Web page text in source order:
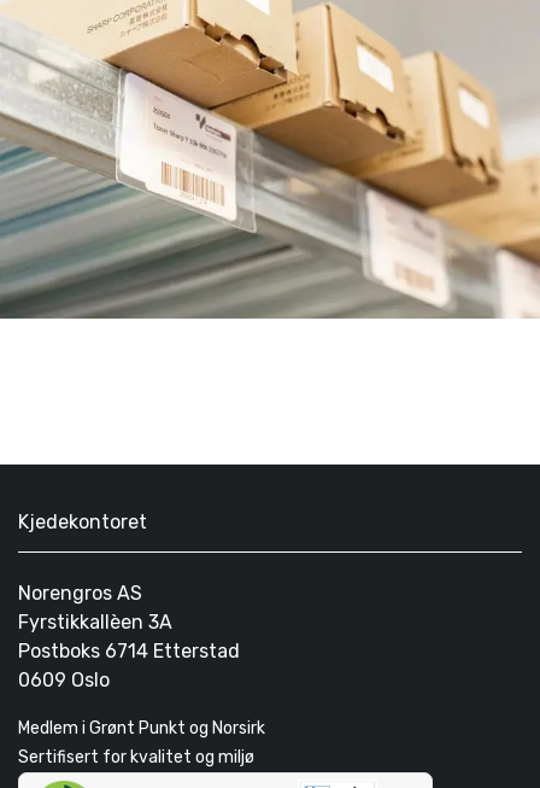
Kjedekontoret
Norengros AS
Fyrstikkallèen 3A
Postboks 6714 Etterstad
0609 Oslo
Medlem i Grønt Punkt og Norsirk
Sertifisert for kvalitet og miljø